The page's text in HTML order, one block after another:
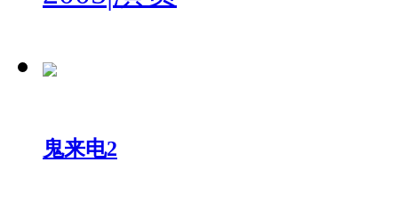
鬼来电2